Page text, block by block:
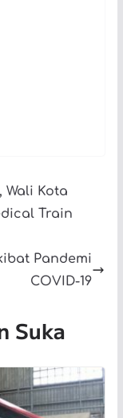
Wali Kota
Train
Pandemi
COVID-19
Suka